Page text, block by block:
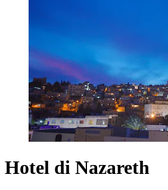
Hotel di Nazareth